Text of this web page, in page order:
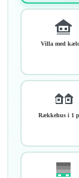
Villa med
Rækkehus i 1